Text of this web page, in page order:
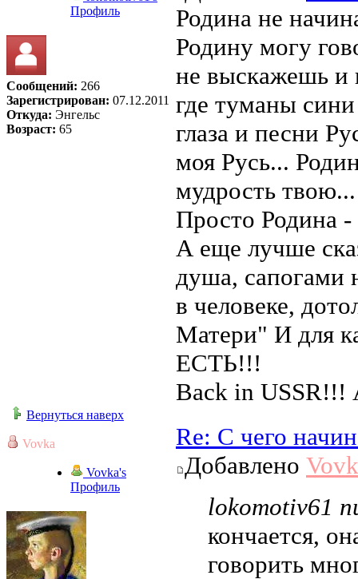
Профиль
Сообщений: 266
Зарегистрирован: 07.12.2011
Откуда: Энгельс
Возраст: 65
Родина не
Родину могу
не выскажешь и
где туманы
глаза и песни
моя Русь...
мудрость твою...
Просто Родина
А еще лучше
душа, сапогами
в человеке,
Матери" И для
ЕСТЬ!!!
Back in USSR!!!
Вернуться наверх
Vovka
Vovka's
Профиль
Re: С чего
Добавлено
lokomotiv61
кончается,
говорить